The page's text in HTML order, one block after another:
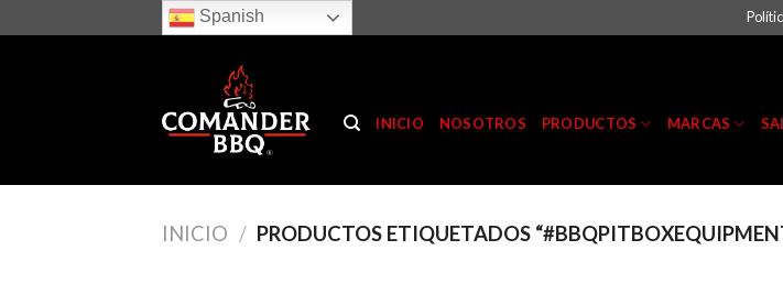
to
Spanish
INICIO NOSOTROS PRODUCTOS MARCAS
INICIO / PRODUCTOS ETIQUETADOS